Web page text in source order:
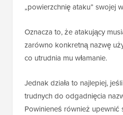
„powierzchnię ataku” swojej
Oznacza to, że atakujący
zarówno konkretną nazwę
co utrudnia mu włamanie.
Jednak działa to najlepiej,
trudnych do odgadnięcia
Powinieneś również upewnić